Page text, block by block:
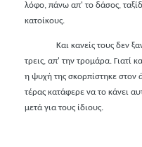
λόφο, πάνω απ' το δάσος,
κατοίκους.
Και κανείς τους δεν
τρεις, απ' την τρομάρα. Γιατί
η ψυχή της σκορπίστηκε στον
τέρας κατάφερε να το κάνει
μετά για τους ίδιους.